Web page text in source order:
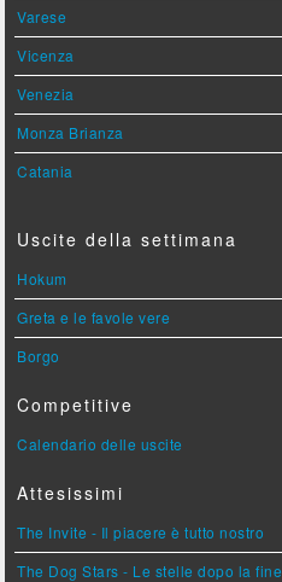
Varese
Vicenza
Venezia
Monza Brianza
Catania
Uscite della settimana
Hokum
Greta e le favole vere
Borgo
Competitive
Calendario delle uscite
Attesissimi
The Invite - Il piacere è tutto nostro
The Dog Stars - Le stelle dopo la fine